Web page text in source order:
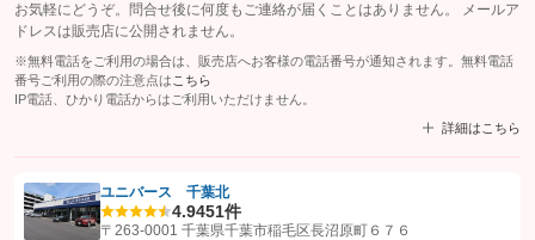
お気軽にどうぞ。問合せ後に何度もご連絡が届くことはありません。 メールア
ドレスは販売店に公開されません。
※無料電話をご利用の場合は、販売店へお客様の電話番号が通知されます。無料電話
番号ご利用の際の注意点は こちら
IP電話、ひかり電話からはご利用いただけません。
詳細はこちら
【STEP1】認証画面でグーネットを友だち追加してから「許可する」ボタンを押
ユニバース 千葉北
4.9451件
〒263-0001 千葉県千葉市稲毛区長沼原町６７６